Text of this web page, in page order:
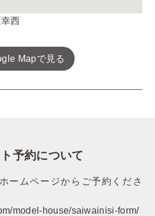
西
Mapで見る
予約について
ームページからご予約くださ
model-house/saiwainisi-form/